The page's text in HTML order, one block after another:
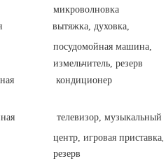
вытяжка, духовка,
машина,
резерв
кондиционер
телевизор,
приставка,